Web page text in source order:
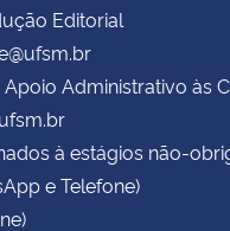
Editorial
Apoio Administrativo às
à estágios não-
e Telefone)